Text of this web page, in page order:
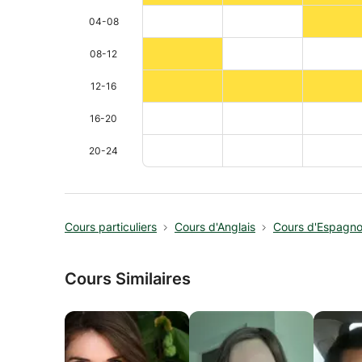
04-08
08-12
12-16
16-20
20-24
Cours particuliers Cours d'Anglais Cours
Cours Similaires